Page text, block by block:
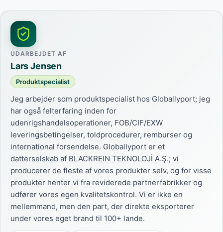
UDARBEJDET AF
Lars Jensen
Produktspecialist
Jeg arbejder som produktspecialist hos Globallyport; jeg
har også felterfaring inden for
udenrigshandelsoperationer, FOB/CIF/EXW
leveringsbetingelser, toldprocedurer, remburser og
international forsendelse. Globallyport er et
datterselskab af BLACKREIN TEKNOLOJİ A.Ş.; vi
producerer de fleste af vores produkter selv, og for visse
produkter henter vi fra reviderede partnerfabrikker og
udfører vores egen kvalitetskontrol. Vi er ikke en
mellemmand, men den part, der direkte eksporterer
under vores eget brand til 100+ lande.